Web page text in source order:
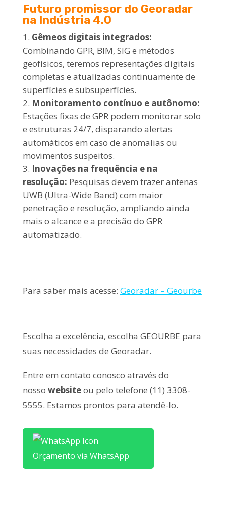
Futuro promissor do Georadar
na Indústria 4.0
Gêmeos digitais integrados:
Combinando GPR, BIM, SIG e métodos
geofísicos, teremos representações digitais
completas e atualizadas continuamente de
superfícies e subsuperfícies.
Monitoramento contínuo e autônomo:
Estações fixas de GPR podem monitorar solo
e estruturas 24/7, disparando alertas
automáticos em caso de anomalias ou
movimentos suspeitos.
Inovações na frequência e na
resolução: Pesquisas devem trazer antenas
UWB (Ultra-Wide Band) com maior
penetração e resolução, ampliando ainda
mais o alcance e a precisão do GPR
automatizado.
Para saber mais acesse: Georadar – Geourbe
Escolha a excelência, escolha GEOURBE para
suas necessidades de Georadar.
Entre em contato conosco através do
nosso websiteou pelo telefone (11) 3308-
5555. Estamos prontos para atendê-lo.
Orçamento via WhatsApp